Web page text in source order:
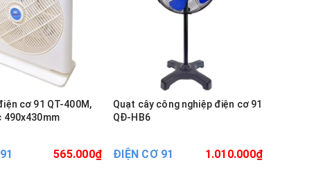
cơ 91 QT-400M,
490x430mm
565.000₫
Quạt cây công nghiệp điện cơ 91
QĐ-HB6
ĐIỆN CƠ 91 1.010.000₫